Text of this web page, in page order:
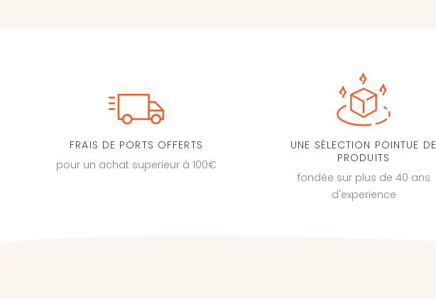
FRAIS DE PORTS OFFERTS
pour un achat superieur à 100€
UNE SÉLECTION POINTUE DE
PRODUITS
fondée sur plus de 40 ans
d'experience